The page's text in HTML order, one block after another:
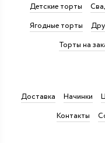
Детские торты
Ягодные торты
Торты на
Доставка Начинки
Контакты